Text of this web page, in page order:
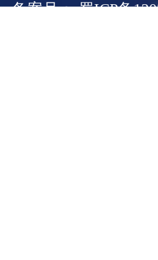
备案号： 蜀ICP备